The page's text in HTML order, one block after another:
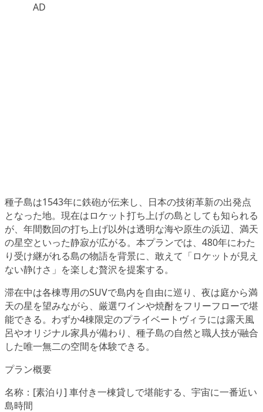
AD
種子島は1543年に鉄砲が伝来し、日本の技術革新の出発点
となった地。現在はロケット打ち上げの島としても知られる
が、年間数回の打ち上げ以外は透明な海や原生の浜辺、満天
の星空といった静寂が広がる。本プランでは、480年にわた
り受け継がれる島の物語を背景に、敢えて「ロケットが見え
ない静けさ」を楽しむ贅沢を提案する。
滞在中は各棟専用のSUVで島内を自由に巡り、夜は庭から満
天の星を望みながら、厳選ワインや焼酎をフリーフローで堪
能できる。わずか4棟限定のプライベートヴィラには露天風
呂やオリジナル家具が備わり、種子島の自然と職人技が融合
した唯一無二の空間を体験できる。
プラン概要
名称：[素泊り] 車付き一棟貸しで堪能する、宇宙に一番近い
島時間